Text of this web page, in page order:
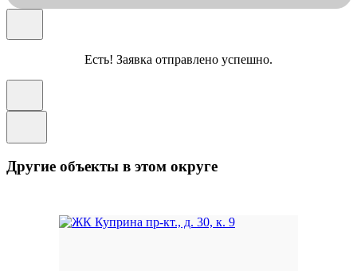
Есть! Заявка отправлено успешно.
Другие объекты в этом округе